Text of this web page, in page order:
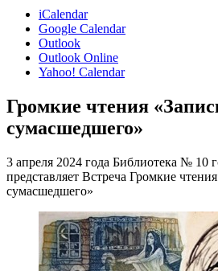
iCalendar
Google Calendar
Outlook
Outlook Online
Yahoo! Calendar
Громкие чтения
сумасшедшего»
3 апреля 2024 года Библиотека № 10
представляет Встреча Громкие
сумасшедшего»